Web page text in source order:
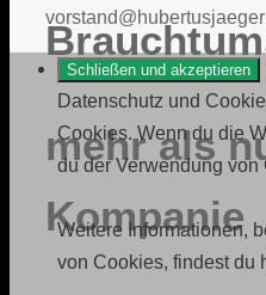
mehr als
Kompanie
Datenschutz und
Cookies. Wenn du die
du der Verwendung von
Weitere Informationen,
von Cookies, findest du